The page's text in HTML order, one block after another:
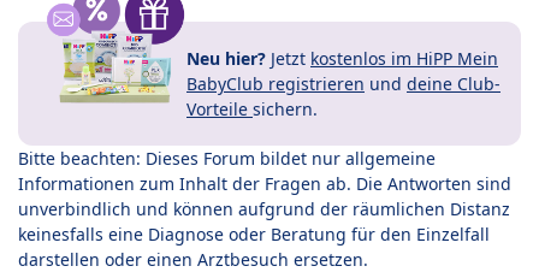
Neu hier? Jetzt kostenlos im HiPP Mein
BabyClub registrieren und deine Club-
Vorteile sichern.
Bitte beachten: Dieses Forum bildet nur allgemeine
Informationen zum Inhalt der Fragen ab. Die Antworten sind
unverbindlich und können aufgrund der räumlichen Distanz
keinesfalls eine Diagnose oder Beratung für den Einzelfall
darstellen oder einen Arztbesuch ersetzen.